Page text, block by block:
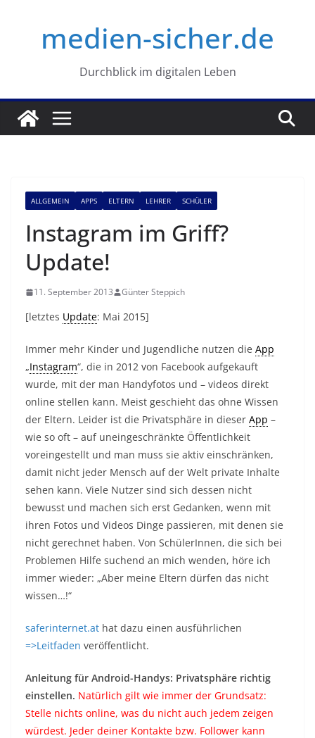
springenmedien-sicher.de
Durchblick im digitalen Leben
ALLGEMEIN APPS ELTERN LEHRER SCHÜLER
Instagram im Griff?
Update!
11. September 2013 Günter Steppich
[letztes Update: Mai 2015]
Immer mehr Kinder und Jugendliche nutzen die App
„Instagram“, die in 2012 von Facebook aufgekauft
wurde, mit der man Handyfotos und – videos direkt
online stellen kann. Meist geschieht das ohne Wissen
der Eltern. Leider ist die Privatsphäre in dieser App –
wie so oft – auf uneingeschränkte Öffentlichkeit
voreingestellt und man muss sie aktiv einschränken,
damit nicht jeder Mensch auf der Welt private Inhalte
sehen kann. Viele Nutzer sind sich dessen nicht
bewusst und machen sich erst Gedanken, wenn mit
ihren Fotos und Videos Dinge passieren, mit denen sie
nicht gerechnet haben. Von SchülerInnen, die sich bei
Problemen Hilfe suchend an mich wenden, höre ich
immer wieder: „Aber meine Eltern dürfen das nicht
wissen…!“
saferinternet.at hat dazu einen ausführlichen
=>Leitfaden veröffentlicht.
Anleitung für Android-Handys: Privatsphäre richtig
einstellen. Natürlich gilt wie immer der Grundsatz:
Stelle nichts online, was du nicht auch jedem zeigen
würdest. Jeder deiner Kontakte bzw. Follower kann